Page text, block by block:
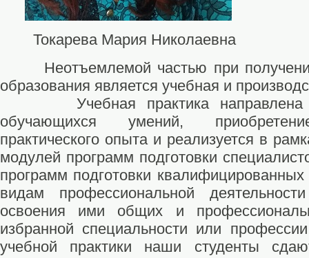
Токарева Мария Николаевна
Неотъемлемой частью при
образования является учебная и
Учебная практика направлена
обучающихся умений,
практического опыта и реализуется в
модулей программ подготовки
программ подготовки
видам профессиональной
освоения ими общих и
избранной специальности или
учебной практики наши студенты